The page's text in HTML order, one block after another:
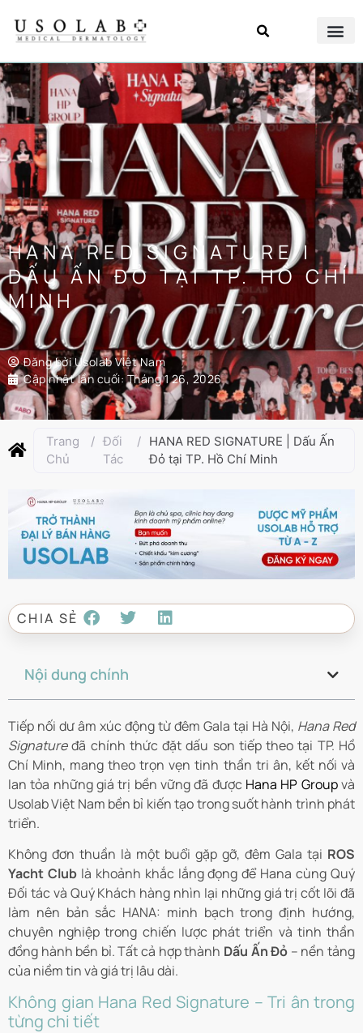
HANA RED SIGNATURE |
DẤU ẤN ĐỎ TẠI TP. HỒ CHÍ
MINH
Đăng bởiUsolab Việt Nam
Cập nhật lần cuối:Tháng 1 26, 2026
Trang
Chủ
/ Đối
Tác
/ HANA RED SIGNATURE | Dấu Ấn
Đỏ tại TP. Hồ Chí Minh
CHIA SẺ
Nội dung chính
Tiếp nối dư âm xúc động từ đêm Gala tại Hà Nội, Hana Red
Signatuređã chính thức đặt dấu son tiếp theo tại TP. Hồ
Chí Minh, mang theo trọn vẹn tinh thần tri ân, kết nối và
lan tỏa những giá trị bền vững đã được Hana HP Groupvà
Usolab Việt Nam bền bỉ kiến tạo trong suốt hành trình phát
triển.
Không đơn thuần là một buổi gặp gỡ, đêm Gala tại ROS
Yacht Clublà khoảnh khắc lắng đọng để Hana cùng Quý
Đối tác và Quý Khách hàng nhìn lại những giá trị cốt lõi đã
làm nên bản sắc HANA: minh bạch trong định hướng,
chuyên nghiệp trong chiến lược phát triển và tinh thần
đồng hành bền bỉ. Tất cả hợp thành Dấu Ấn Đỏ – nền tảng
của niềm tin và giá trị lâu dài.
Không gian Hana Red Signature – Tri ân trong
từng chi tiết